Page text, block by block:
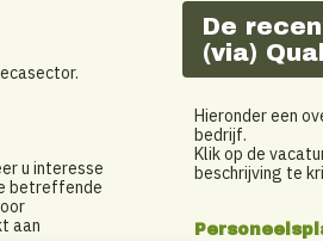
u interesse
betreffende
aan
De
(via)
Hieronder een
bedrijf.
Klik op de
beschrijving te